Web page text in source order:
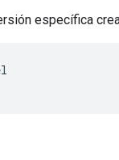
específica